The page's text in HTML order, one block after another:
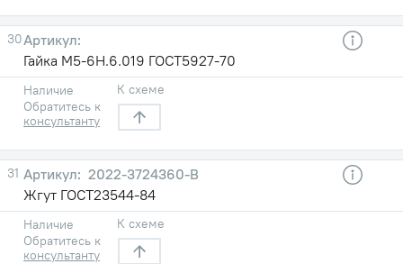
30
Гайка М5-6Н.6.019 ГОСТ5927-70
Наличие
Обратитесь к
консультанту
К схеме
31
2022-3724360-В
Жгут ГОСТ23544-84
Наличие
Обратитесь к
консультанту
К схеме